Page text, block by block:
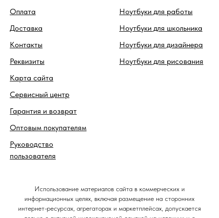
Оплата
Доставка
Контакты
Реквизиты
Карта сайта
Сервисный центр
Гарантия и возврат
Оптовым покупателям
Руководство
пользователя
Ноутбуки для работы
Ноутбуки для школьника
Ноутбуки для дизайнера
Ноутбуки для рисования
Использование материалов сайта в коммерческих и
информационных целях, включая размещение на сторонних
интернет-ресурсах, агрегаторах и маркетплейсах, допускается